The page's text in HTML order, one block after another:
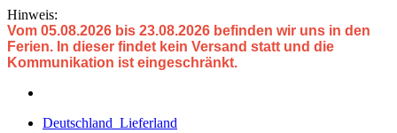
Hinweis:
Vom 05.08.2026 bis 23.08.2026 befinden wir uns in den
Ferien. In dieser findet kein Versand statt und die
Kommunikation ist eingeschränkt.
Deutschland Lieferland